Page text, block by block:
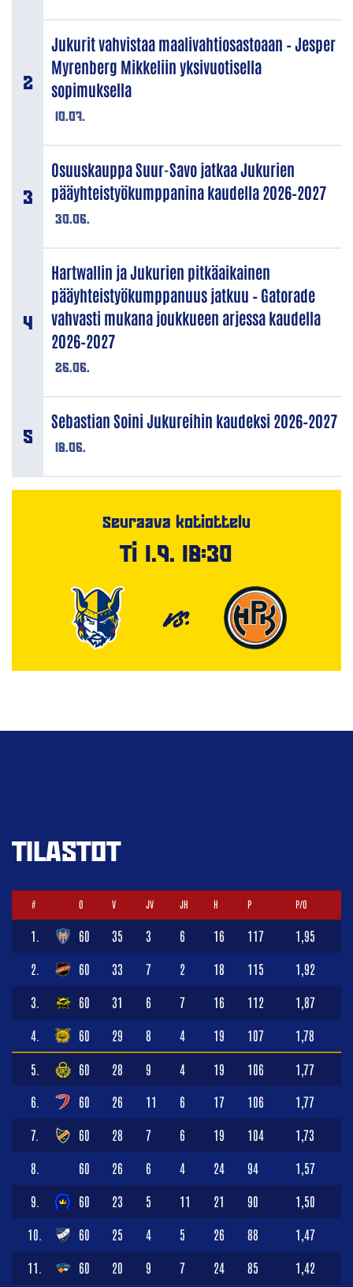
10.07.
Jukurit vahvistaa maalivahtiosastoaan – Jesper
Myrenberg Mikkeliin yksivuotisella
sopimuksella
30.06.
Osuuskauppa Suur-Savo jatkaa Jukurien
pääyhteistyökumppanina kaudella 2026–2027
26.06.
Hartwallin ja Jukurien pitkäaikainen
pääyhteistyökumppanuus jatkuu – Gatorade
vahvasti mukana joukkueen arjessa kaudella
2026–2027
18.06.
Sebastian Soini Jukureihin kaudeksi 2026–2027
Seuraava kotiottelu
Ti 1.9. 18:30
VS.
TILASTOT
# O V JV JH H P P/O
1. 60 35 3 6 16 117 1,95
2. 60 33 7 2 18 115 1,92
3. 60 31 6 7 16 112 1,87
4. 60 29 8 4 19 107 1,78
5. 60 28 9 4 19 106 1,77
6. 60 26 11 6 17 106 1,77
7. 60 28 7 6 19 104 1,73
8. 60 26 6 4 24 94 1,57
9. 60 23 5 11 21 90 1,50
10. 60 25 4 5 26 88 1,47
11. 60 20 9 7 24 85 1,42